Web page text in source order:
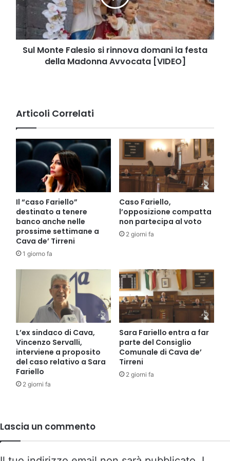
domani
festa
della
Madonna
Avvocata
Sul Monte Falesio si rinnova domani la festa
della Madonna Avvocata [VIDEO]
Articoli Correlati
Il “caso Fariello”
destinato a tenere
banco anche nelle
prossime settimane a
Cava de’ Tirreni
1 giorno fa
Caso Fariello,
l’opposizione compatta
non partecipa al voto
2 giorni fa
L’ex sindaco di Cava,
Vincenzo Servalli,
interviene a proposito
del caso relativo a Sara
Fariello
2 giorni fa
Sara Fariello entra a far
parte del Consiglio
Comunale di Cava de’
Tirreni
2 giorni fa
Lascia un commento